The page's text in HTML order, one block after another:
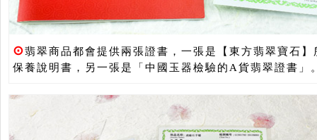
⊙翡翠商品都會提供兩張證書，一張是【東方翡翠寶石
保養說明書，另一張是「中國玉器檢驗的A貨翡翠證書」